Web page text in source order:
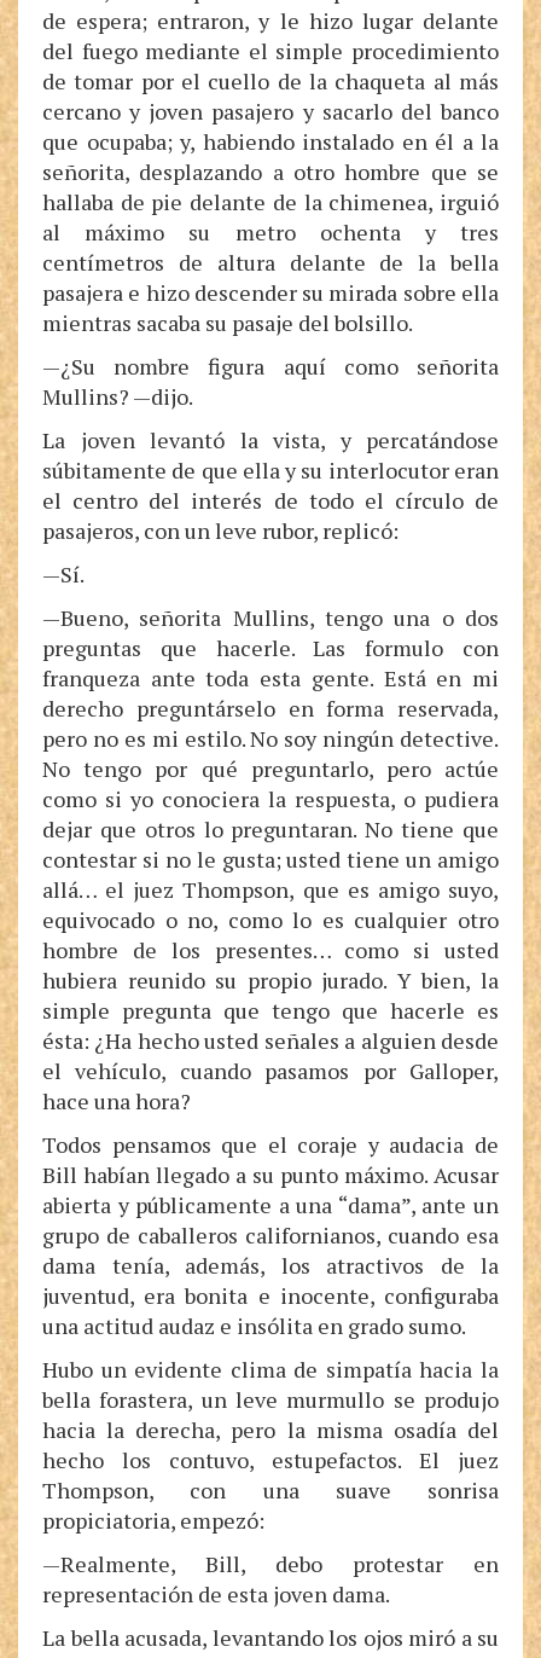
de espera; entraron, y le hizo lugar delante
del fuego mediante el simple procedimiento
de tomar por el cuello de la chaqueta al más
cercano y joven pasajero y sacarlo del banco
que ocupaba; y, habiendo instalado en él a la
señorita, desplazando a otro hombre que se
hallaba de pie delante de la chimenea, irguió
al máximo su metro ochenta y tres
centímetros de altura delante de la bella
pasajera e hizo descender su mirada sobre ella
mientras sacaba su pasaje del bolsillo.
—¿Su nombre figura aquí como señorita
Mullins? —dijo.
La joven levantó la vista, y percatándose
súbitamente de que ella y su interlocutor eran
el centro del interés de todo el círculo de
pasajeros, con un leve rubor, replicó:
—Sí.
—Bueno, señorita Mullins, tengo una o dos
preguntas que hacerle. Las formulo con
franqueza ante toda esta gente. Está en mi
derecho preguntárselo en forma reservada,
pero no es mi estilo. No soy ningún detective.
No tengo por qué preguntarlo, pero actúe
como si yo conociera la respuesta, o pudiera
dejar que otros lo preguntaran. No tiene que
contestar si no le gusta; usted tiene un amigo
allá… el juez Thompson, que es amigo suyo,
equivocado o no, como lo es cualquier otro
hombre de los presentes… como si usted
hubiera reunido su propio jurado. Y bien, la
simple pregunta que tengo que hacerle es
ésta: ¿Ha hecho usted señales a alguien desde
el vehículo, cuando pasamos por Galloper,
hace una hora?
Todos pensamos que el coraje y audacia de
Bill habían llegado a su punto máximo. Acusar
abierta y públicamente a una “dama”, ante un
grupo de caballeros californianos, cuando esa
dama tenía, además, los atractivos de la
juventud, era bonita e inocente, configuraba
una actitud audaz e insólita en grado sumo.
Hubo un evidente clima de simpatía hacia la
bella forastera, un leve murmullo se produjo
hacia la derecha, pero la misma osadía del
hecho los contuvo, estupefactos. El juez
Thompson, con una suave sonrisa
propiciatoria, empezó:
—Realmente, Bill, debo protestar en
representación de esta joven dama.
La bella acusada, levantando los ojos miró a su